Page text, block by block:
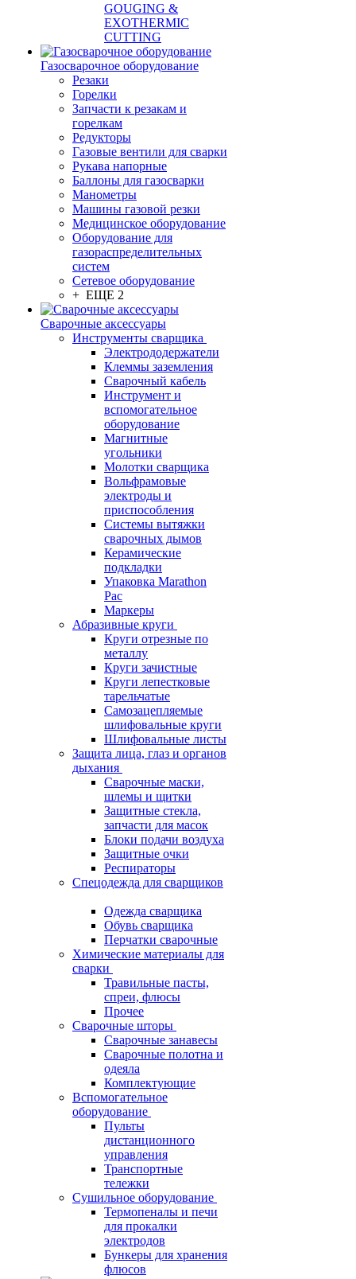
GOUGING &
EXOTHERMIC
CUTTING
Газосварочное оборудование
Резаки
Горелки
Запчасти к резакам и
горелкам
Редукторы
Газовые вентили для сварки
Рукава напорные
Баллоны для газосварки
Манометры
Машины газовой резки
Медицинское оборудование
Оборудование для
газораспределительных
систем
Сетевое оборудование
+ ЕЩЕ 2
Сварочные аксессуары
Инструменты сварщика
Электрододержатели
Клеммы заземления
Сварочный кабель
Инструмент и
вспомогательное
оборудование
Магнитные
угольники
Молотки сварщика
Вольфрамовые
электроды и
приспособления
Системы вытяжки
сварочных дымов
Керамические
подкладки
Упаковка Marathon
Pac
Маркеры
Абразивные круги
Круги отрезные по
металлу
Круги зачистные
Круги лепестковые
тарельчатые
Самозацепляемые
шлифовальные круги
Шлифовальные листы
Защита лица, глаз и органов
дыхания
Сварочные маски,
шлемы и щитки
Защитные стекла,
запчасти для масок
Блоки подачи воздуха
Защитные очки
Респираторы
Спецодежда для сварщиков
Одежда сварщика
Обувь сварщика
Перчатки сварочные
Химические материалы для
сварки
Травильные пасты,
спреи, флюсы
Прочее
Сварочные шторы
Сварочные занавесы
Сварочные полотна и
одеяла
Комплектующие
Вспомогательное
оборудование
Пульты
дистанционного
управления
Транспортные
тележки
Сушильное оборудование
Термопеналы и печи
для прокалки
электродов
Бункеры для хранения
флюсов